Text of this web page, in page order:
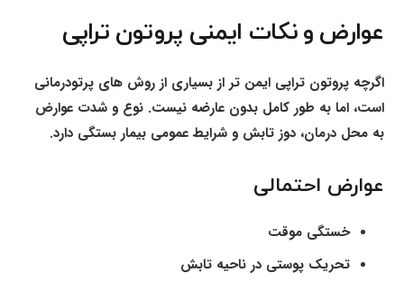
عوارض و نکات ایمنی پروتون تراپی
اگرچه پروتون تراپی ایمن تر از بسیاری از روش های پرتودرمانی
است، اما به طور کامل بدون عارضه نیست. نوع و شدت عوارض
به محل درمان، دوز تابش و شرایط عمومی بیمار بستگی دارد.
عوارض احتمالی
خستگی موقت
تحریک پوستی در ناحیه تابش